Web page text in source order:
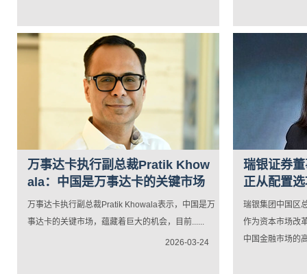
万事达卡执行副总裁Pratik Khow
ala：中国是万事达卡的关键市场
万事达卡执行副总裁Pratik Khowala表示，中国是万
事达卡的关键市场，蕴藏着巨大的机会，目前......
2026-03-24
瑞银证券
正从配置
瑞银集团中国区
作为资本市场改
中国金融市场的